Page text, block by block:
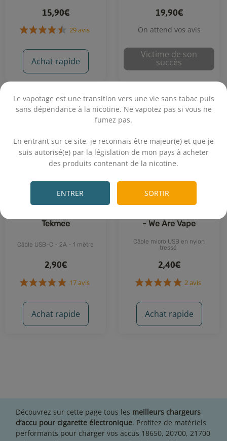
Le vapotage est une transition vers une vie sans tabac puis
sans dépendance à la nicotine. Ne vapotez pas si vous ne
fumez pas.
En entrant sur ce site, je reconnais être majeur(e) et que je
suis autorisé(e) par la législation de mon pays à acheter
des produits contenant de la nicotine.
ENTRER SORTIR
15,90€
29 avis
Achat rapide
19,90€
On attend vos avis
Victime de son
succès
Tekmee
Câble USB-C - 2A - 1 mètre
2,90€
17 avis
Achat rapide
- We Are Vape
Câble micro USB en nylon
tressé
2,40€
2 avis
Achat rapide
Découvrez sur cette page tous les meilleurs chargeurs
d’accu pour cigarette électronique. Profitez de matériels
performants pour charger vos accus 18650, 20700, 21700